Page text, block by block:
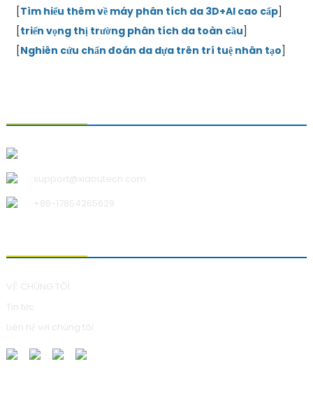
[Tìm hiểu thêm về máy phân tích da 3D+AI cao cấp]
[triển vọng thị trường phân tích da toàn cầu]
[Nghiên cứu chẩn đoán da dựa trên trí tuệ nhân tạo]
support@xiaoutech.com
+86-17854265629
VỀ CHÚNG TÔI
Tin tức
Liên hệ với chúng tôi